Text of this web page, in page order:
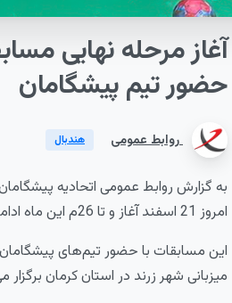
آغازمرحلهنهایی
حضورتیمپیشگامان
روابط عمومی هندبال
به گزارش روابط عمومی اتحادیه
امروز 21 اسفند آغاز و تا 26م این ماه ادامه خواهد یافت.
این مسابقات با حضور تیم‌های
میزبانی شهر زرند در استان کرمان